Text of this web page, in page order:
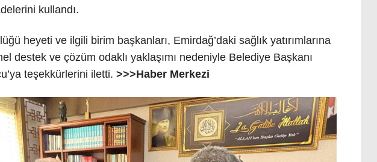
kullandı.
heyeti ve ilgili birim başkanları, Emirdağ’daki sağlık yatırımlarına
destek ve çözüm odaklı yaklaşımı nedeniyle Belediye Başkanı
teşekkürlerini iletti. >>>Haber Merkezi